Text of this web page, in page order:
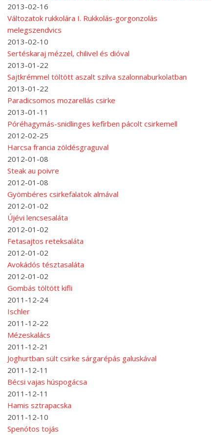
2013-02-16
Változatok rukkolára I. Rukkolás-gorgonzolás
melegszendvics
2013-02-10
Sertéskaraj mézzel, chilivel és dióval
2013-01-22
Sajtkrémmel töltött aszalt szilva szalonnaburkolatban
2013-01-22
Paradicsomos mozarellás csirke
2013-01-11
Póréhagymás-snidlinges kefírben pácolt csirkemell
2012-02-25
Harcsa francia zöldésgraguval
2012-01-08
Steak au poivre
2012-01-08
Gyömbéres csirkefalatok almával
2012-01-02
Újévi lencsesaláta
2012-01-02
Fetasajtos reteksaláta
2012-01-02
Avokádós tésztasaláta
2012-01-02
Gombás töltött kifli
2011-12-24
Ischler
2011-12-22
Mézeskalács
2011-12-21
Joghurtban sült csirke sárgarépás galuskával
2011-12-11
Bécsi vajas húspogácsa
2011-12-11
Hamis sztrapacska
2011-12-10
Spenótos tojás